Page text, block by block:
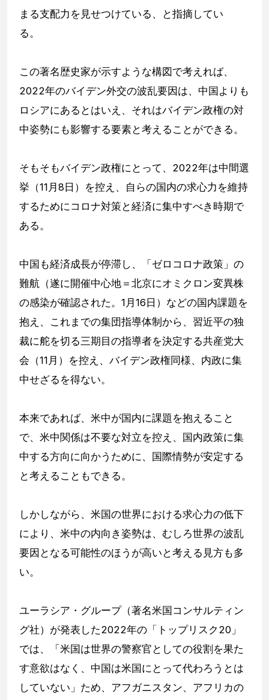
まる支配力を見せつけている、と指摘してい
る。
この著名歴史家が示すような構図で考えれば、
2022年のバイデン外交の波乱要因は、中国よりも
ロシアにあるとはいえ、それはバイデン政権の対
中姿勢にも影響する要素と考えることができる。
そもそもバイデン政権にとって、2022年は中間選
挙（11月8日）を控え、自らの国内の求心力を維持
するためにコロナ対策と経済に集中すべき時期で
ある。
中国も経済成長が停滞し、「ゼロコロナ政策」の
難航（遂に開催中心地＝北京にオミクロン変異株
の感染が確認された。1月16日）などの国内課題を
抱え、これまでの集団指導体制から、習近平の独
裁に舵を切る三期目の指導者を決定する共産党大
会（11月）を控え、バイデン政権同様、内政に集
中せざるを得ない。
本来であれば、米中が国内に課題を抱えること
で、米中関係は不要な対立を控え、国内政策に集
中する方向に向かうために、国際情勢が安定する
と考えることもできる。
しかしながら、米国の世界における求心力の低下
により、米中の内向き姿勢は、むしろ世界の波乱
要因となる可能性のほうが高いと考える見方も多
い。
ユーラシア・グループ（著名米国コンサルティン
グ社）が発表した2022年の「トップリスク20」
では、「米国は世界の警察官としての役割を果た
す意欲はなく、中国は米国にとって代わろうとは
していない」ため、アフガニスタン、アフリカの